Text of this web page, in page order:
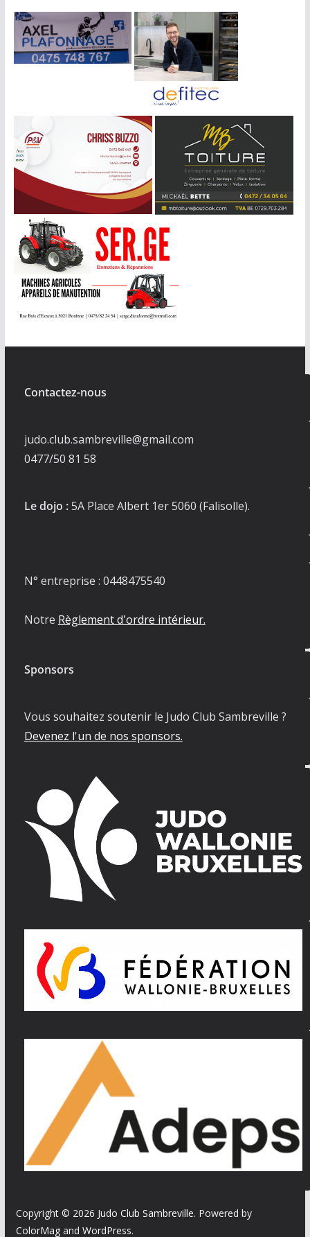
Contactez-nous
judo.club.sambreville@gmail.com
0477/50 81 58
Le dojo :5A Place Albert 1er 5060 (Falisolle).
N° entreprise : 0448475540
Notre Règlement d'ordre intérieur.
Sponsors
Vous souhaitez soutenir le Judo Club Sambreville ?
Devenez l'un de nos sponsors.
Copyright © 2026 Judo Club Sambreville. Powered by
ColorMagand WordPress.